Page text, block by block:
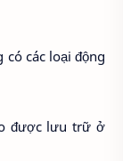
các loại động
được lưu trữ ở